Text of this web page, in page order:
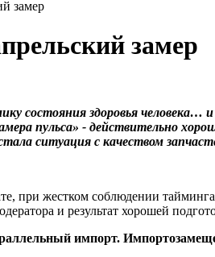
замер
замер
состояния здоровья человека…
пульса» - действительно
ситуация с качеством
при жестком соблюдении
и результат хорошей
импорт.